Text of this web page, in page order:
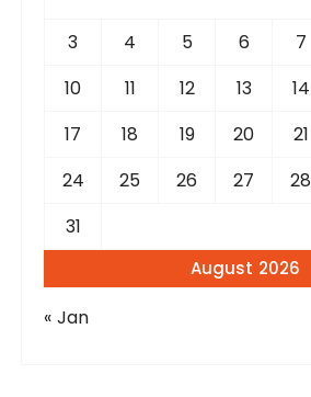
August 2026
3
4 5 6 7
10
11 12 13 14
17
18 19 20 21
24
25 26 27 28
31
« Jan